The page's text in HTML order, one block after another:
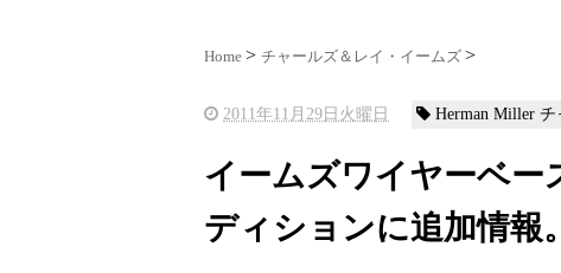
Home チャールズ＆レイ・イームズ
2011年11月29日火曜日 Herman Miller
イームズワイヤーベ
ディションに追加情報。